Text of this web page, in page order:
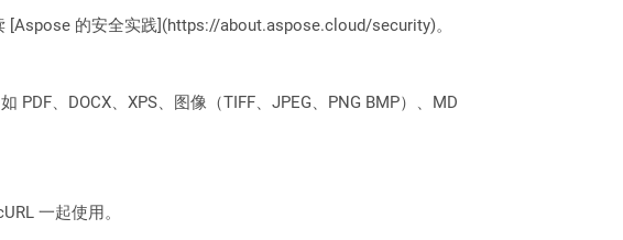
的安全实践](https://about.aspose.cloud/security)。
、DOCX、XPS、图像（TIFF、JPEG、PNG BMP）、MD
一起使用。